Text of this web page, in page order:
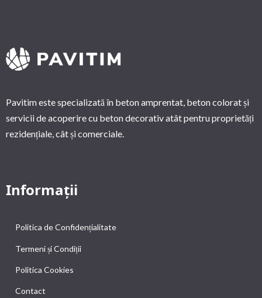
Pavitim este specializată în beton amprentat, beton colorat și
servicii de acoperire cu beton decorativ atât pentru proprietăți
rezidențiale, cât și comerciale.
Informații
Politica de Confidențialitate
Termeni și Condiții
Politica Cookies
Contact